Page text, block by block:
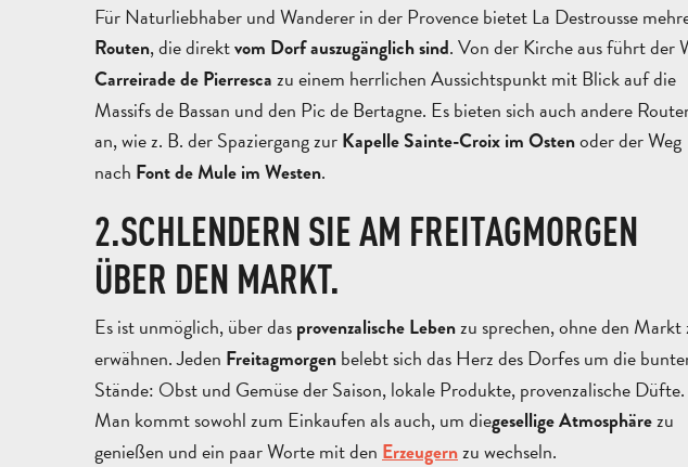
Für Naturliebhaber und Wanderer in der Provence bietet La Destrousse
Routen, die direktvom Dorf auszugänglich sind. Von der Kirche aus führt der
Carreirade de Pierresca zu einem herrlichen Aussichtspunkt mit Blick auf die
Massifs de Bassan und den Pic de Bertagne. Es bieten sich auch andere
an, wie z. B. der Spaziergang zur Kapelle Sainte-Croix im Ostenoder der Weg
nach Font de Mule im Westen.
2.SCHLENDERN SIE AM FREITAGMORGEN
ÜBER DEN MARKT.
Es ist unmöglich, über das provenzalische Lebenzu sprechen, ohne den Markt
erwähnen. Jeden Freitagmorgen belebt sich das Herz des Dorfes um die
Stände: Obst und Gemüse der Saison, lokale Produkte, provenzalische Düfte.
Man kommt sowohl zum Einkaufen als auch, um diegesellige Atmosphärezu
genießen und ein paar Worte mit den Erzeugernzu wechseln.